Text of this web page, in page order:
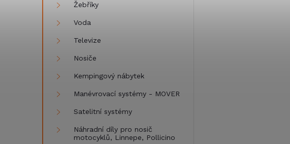
Žebříky
Voda
Televize
Nosiče
Kempingový nábytek
Manévrovací systémy - MOVER
Satelitní systémy
Náhradní díly pro nosič
motocyklů, Linnepe, Pollicino